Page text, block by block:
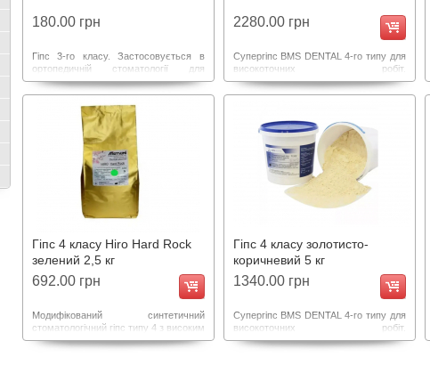
180.00 грн
Гіпс 3-го класу. Застосовується в
ортопедичній стоматології для
виготовлення діагностичних і робочих
моделей в технології знімного зубного
протезування, гіпсування воскових
базисів в кювету, а також гіпсування
моделей в оклюдаторі.
2280.00 грн
Супергіпс BMS DENTAL 4-го типу для
високоточних робіт.
Використовується для виготовлення
моделей коронкової частини зубів у
знімному, незнімному та
імплантологічному протезуванні.
Міцність для стискання: 950 кг/см .
Гіпс 4 класу Hiro Hard Rock
зелений 2,5 кг
692.00 грн
Модифікований синтетичний
стоматологічний гіпс типу 4 з високим
кофіціентом міцності. Що складається
Гіпс 4 класу золотисто-
коричневий 5 кг
1340.00 грн
Супергіпс BMS DENTAL 4-го типу для
високоточних робіт.
Використовується для виготовлення